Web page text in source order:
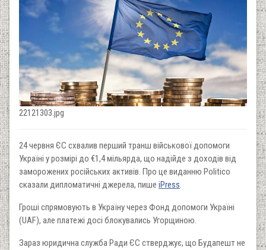
22121303.jpg
24 червня ЄС схвалив перший транш військової допомоги
Україні у розмірі до €1,4 мільярда, що надійде з доходів від
заморожених російських активів. Про це виданню Politico
сказали дипломатичні джерела, пише iPress.
Гроші спрямовують в Україну через Фонд допомоги Україні
(UAF), але платежі досі блокувались Угорщиною.
Зараз юридична служба Ради ЄС стверджує, що Будапешт не